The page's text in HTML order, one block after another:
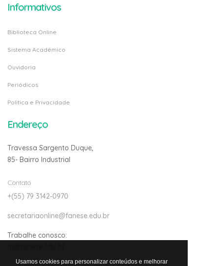
Usamos cookies para personalizar conteúdos e melhorar
Informativos
Biblioteca Online
Sistema Acadêmico
Ouvidoria
Periódicos
Politica e Privacidade
Endereço
Travessa Sargento Duque,
85- Bairro Industrial
Contato
+(55) 79 3142-0970
secretariaonline@fanese.edu.br
Trabalhe conosco: